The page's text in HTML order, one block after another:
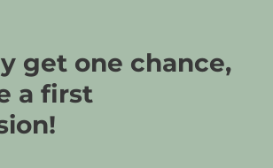
get one chance,
a first